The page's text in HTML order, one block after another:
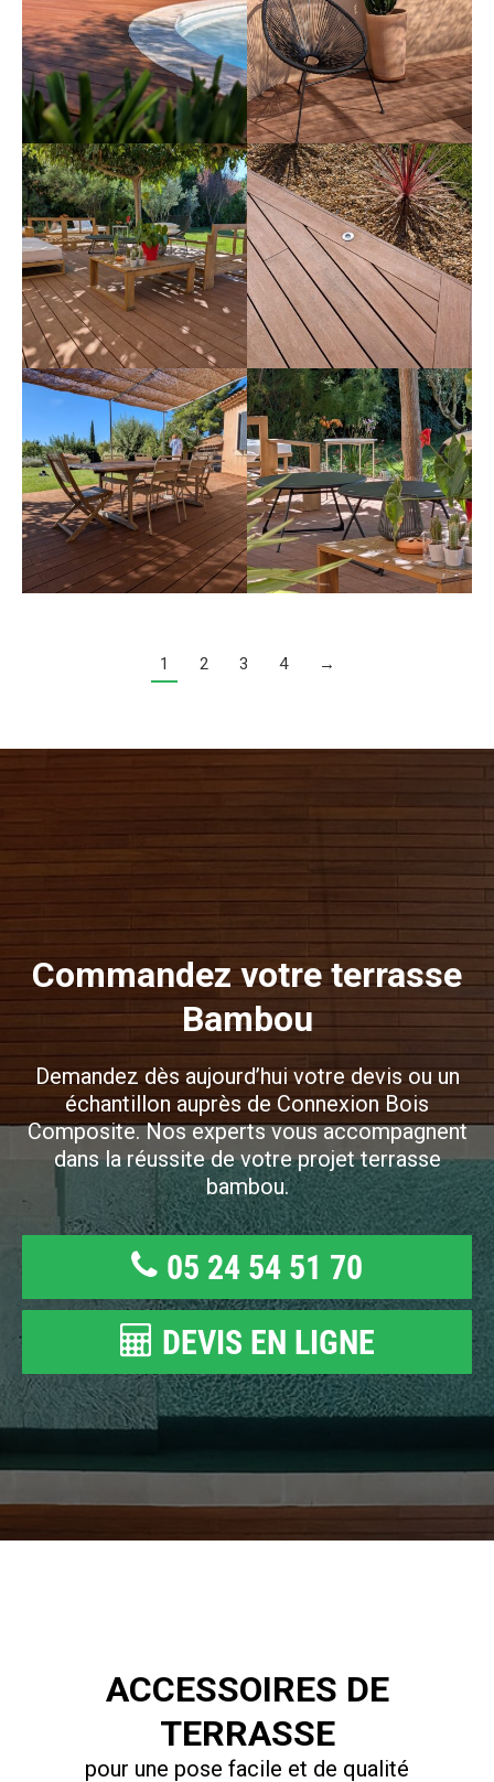
1 2 3 4 →
Commandez votre terrasse
Bambou
Demandez dès aujourd’hui votre devis ou un
échantillon auprès de Connexion Bois
Composite. Nos experts vous accompagnent
dans la réussite de votre projet terrasse
bambou.
05 24 54 51 70
DEVIS EN LIGNE
ACCESSOIRES DE
TERRASSE
pour une pose facile et de qualité